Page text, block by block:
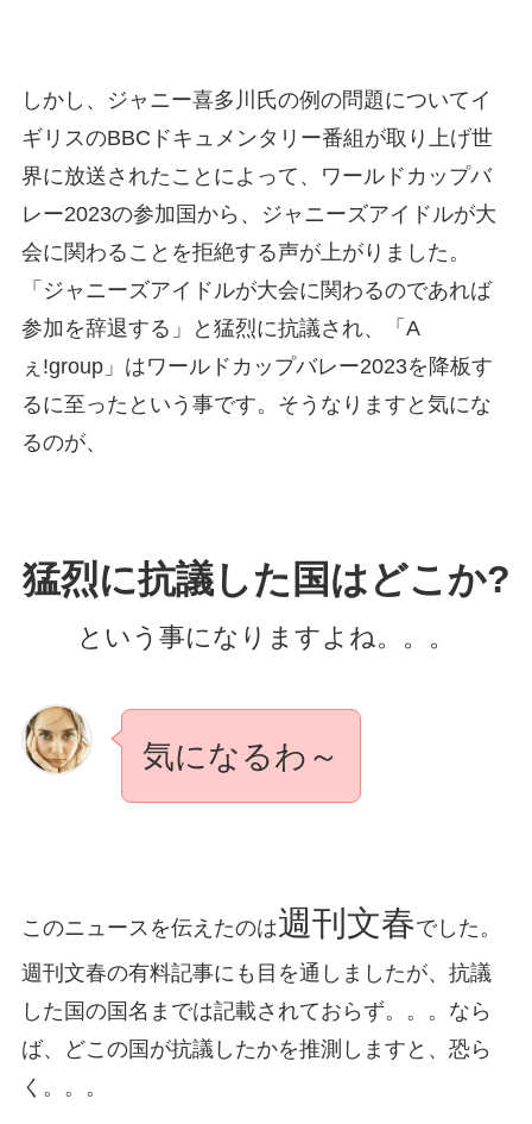
しかし、ジャニー喜多川氏の例の問題についてイ
ギリスのBBCドキュメンタリー番組が取り上げ世
界に放送されたことによって、ワールドカップバ
レー2023の参加国から、ジャニーズアイドルが大
会に関わることを拒絶する声が上がりました。
「ジャニーズアイドルが大会に関わるのであれば
参加を辞退する」と猛烈に抗議され、「A
ぇ!group」はワールドカップバレー2023を降板す
るに至ったという事です。そうなりますと気にな
るのが、
猛烈に抗議した国はどこか?
という事になりますよね。。。
気になるわ～
このニュースを伝えたのは週刊文春でした。
週刊文春の有料記事にも目を通しましたが、抗議
した国の国名までは記載されておらず。。。なら
ば、どこの国が抗議したかを推測しますと、恐ら
く。。。